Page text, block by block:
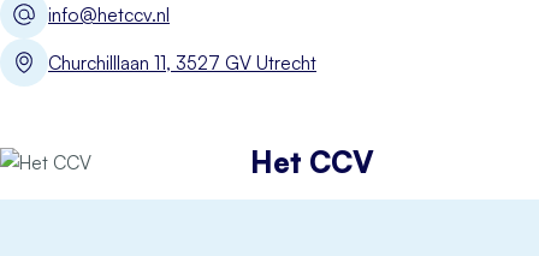
info@hetccv.nl
Churchilllaan 11, 3527 GV Utrecht
Het CCV